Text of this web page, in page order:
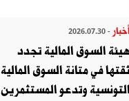
- 2026.07.30
هيئة السوق المالية تجدد
ثقتها في متانة السوق المالية
التونسية وتدعو المستثمرين